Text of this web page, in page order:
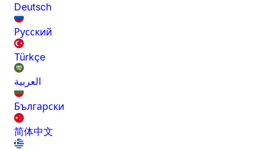
Deutsch
Русский
Türkçe
العربية
Български
简体中文